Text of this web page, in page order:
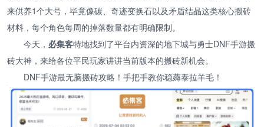
来供养1个大号，毕竟像碳、奇迹变换石以及矛盾结晶这类核心搬砖
材料，每个角色每周的掉落数量都有明确限制。
今天， 必集客特地找到了平台内资深的地下城与勇士DNF手游搬
砖大神，来给各位平民玩家讲讲当前版本的搬砖新机会。
DNF手游最无脑搬砖攻略！手把手教你稳薅泰拉羊毛！